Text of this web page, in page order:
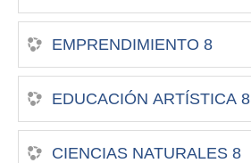
EMPRENDIMIENTO 8
EDUCACIÓN ARTÍSTICA 8
CIENCIAS NATURALES 8